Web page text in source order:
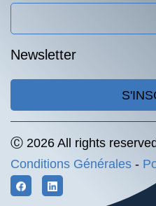
Newsletter
Ⓒ 2026 All rights
Conditions Générales -